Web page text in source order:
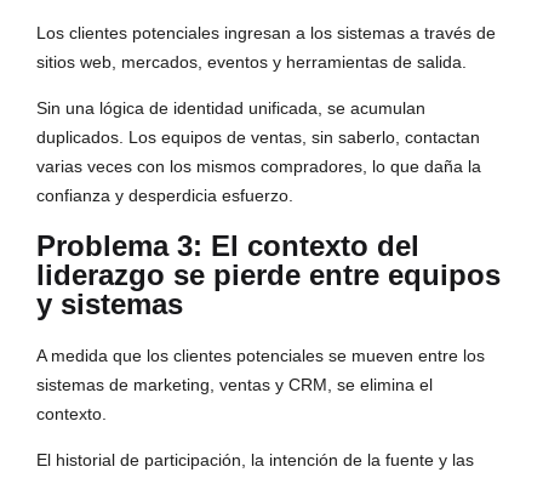
Los clientes potenciales ingresan a los sistemas a través de
sitios web, mercados, eventos y herramientas de salida.
Sin una lógica de identidad unificada, se acumulan
duplicados. Los equipos de ventas, sin saberlo, contactan
varias veces con los mismos compradores, lo que daña la
confianza y desperdicia esfuerzo.
Problema 3: El contexto del
liderazgo se pierde entre equipos
y sistemas
A medida que los clientes potenciales se mueven entre los
sistemas de marketing, ventas y CRM, se elimina el
contexto.
El historial de participación, la intención de la fuente y las